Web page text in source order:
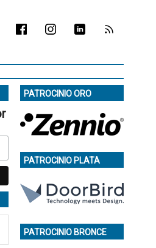
PATROCINIO ORO
PATROCINIO PLATA
PATROCINIO BRONCE